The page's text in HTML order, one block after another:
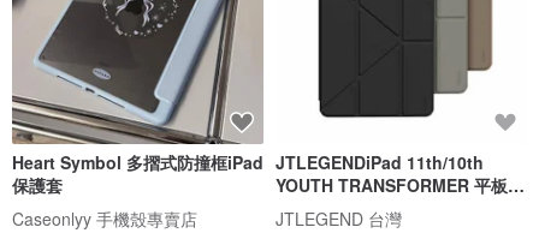
Heart Symbol 多摺式防撞框iPad
保護套
Caseonlyy 手機殼專賣店
JTLEGENDiPad 11th/10th
YOUTH TRANSFORMER 平板保
護殼
JTLEGEND 台灣